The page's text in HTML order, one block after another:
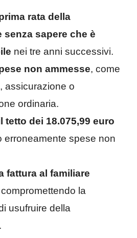
rata della
senza sapere che è
nei tre anni successivi.
non ammesse, come
assicurazione o
ordinaria.
tetto dei 18.075,99 euro
erroneamente spese non
fattura al familiare
compromettendo la
usufruire della